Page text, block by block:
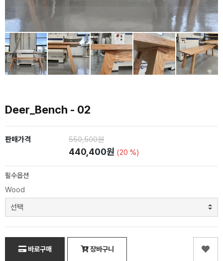
Deer_Bench - 02
판매가격 550,500원
440,400원 (20 %)
필수옵션
Wood
바로구매 장바구니